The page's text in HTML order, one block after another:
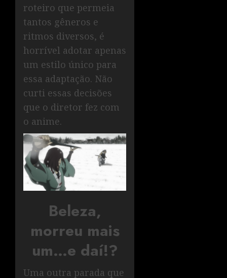
roteiro que permeia
tantos gêneros e
ritmos diversos, é
horrível adotar apenas
um estilo único para
essa adaptação. Não
curti essas decisões
que o diretor fez com
o anime.
Beleza,
morreu mais
um…e daí!?
Uma outra parada que